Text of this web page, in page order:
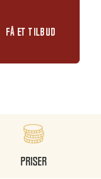
FÅ ET TILBUD
Priser